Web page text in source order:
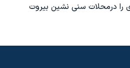
را درمحلات سنی نشين بيروت